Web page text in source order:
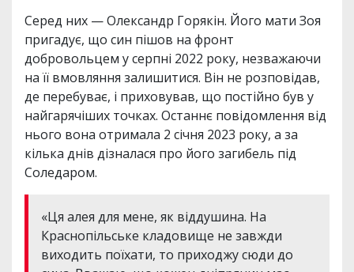
Серед них — Олександр Горякін. Його мати Зоя
пригадує, що син пішов на фронт
добровольцем у серпні 2022 року, незважаючи
на її вмовляння залишитися. Він не розповідав,
де перебуває, і приховував, що постійно був у
найгарячіших точках. Останнє повідомлення від
нього вона отримала 2 січня 2023 року, а за
кілька днів дізналася про його загибель під
Соледаром.
«Ця алея для мене, як віддушина. На
Краснопільське кладовище не завжди
виходить поїхати, то приходжу сюди до